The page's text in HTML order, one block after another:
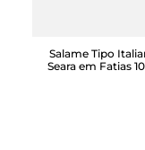
Salame Tipo
Seara em Fatias